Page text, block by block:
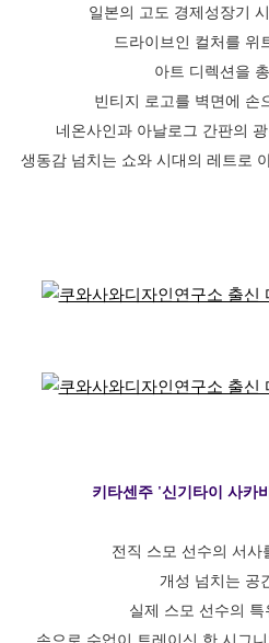
일본의 고도 경제성장기
드라이브인 컬처를 위
아트 디렉션을
빈티지 로고를 벽면에 손
네온사인과 아날로그 간판의
생동감 넘치는 쇼와 시대의 레트로
키타센주 '신기타이 사카
전직 스모 선수의 서사
개성 넘치는 공
실제 스모 선수의 특